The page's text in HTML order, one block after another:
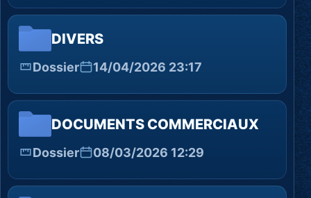
DIVERS
Dossier 14/04/2026 23:17
DOCUMENTS COMMERCIAUX
Dossier 08/03/2026 12:29